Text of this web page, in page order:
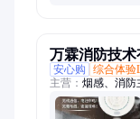
万霖消防技术
安心购
综合体验
主营： 烟感、消防
测设备、温感